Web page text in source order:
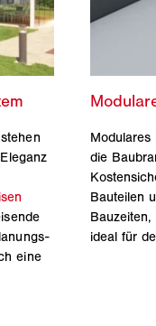
eine
die
Bauteilen
ideal für